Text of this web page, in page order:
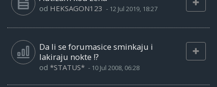
od HEKSAGON123 - 12 Jul 2019, 18:27
Da li se forumasice sminkaju i
lakiraju nokte !?
od *STATUS* - 10 Jul 2008, 06:28